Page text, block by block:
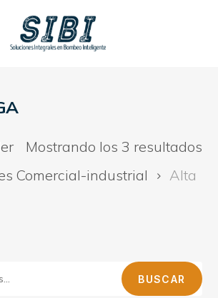
Mostrando los 3 resultados
Comercial-industrial
Alta
BUSCAR